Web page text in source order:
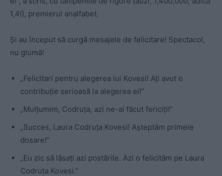
1,4!), premierul analfabet.
Și au început să curgă mesajele de felicitare! Spectacol,
nu glumă!
„Felicitari pentru alegerea lui Kovesi! Ați avut o
contribuție serioasă la alegerea ei!”
„Mulțumim, Codruța, azi ne-ai făcut fericiți!”
„Succes, Laura Codruța Kovesi! Așteptăm primele
dosare!”
„Eu zic să lăsați azi postările. Azi o felicităm pe Laura
Codruța Kovesi.”